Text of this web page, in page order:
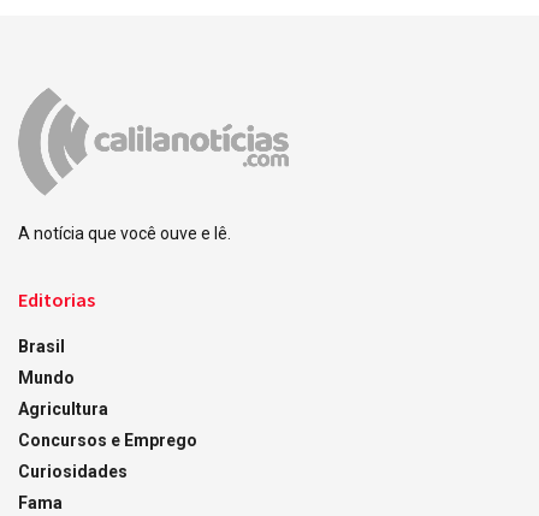
A notícia que você ouve e lê.
Editorias
Brasil
Mundo
Agricultura
Concursos e Emprego
Curiosidades
Fama